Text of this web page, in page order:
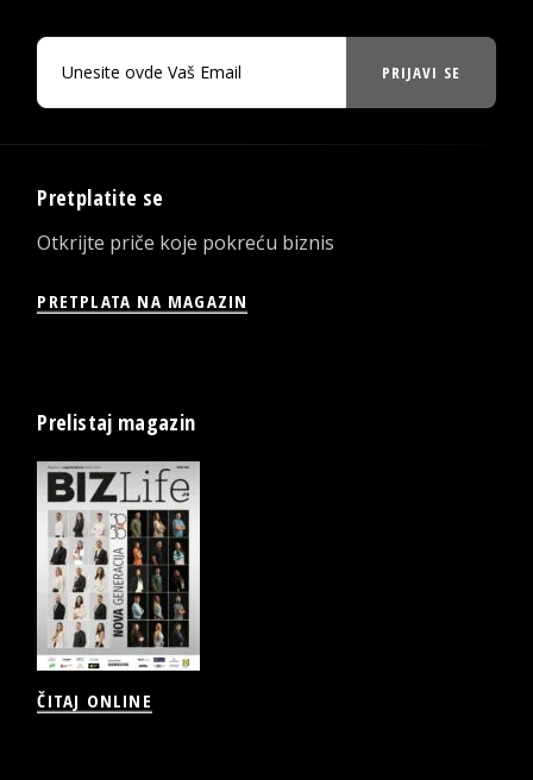
PRIJAVI SE
Pretplatite se
Otkrijte priče koje pokreću biznis
PRETPLATA NA MAGAZIN
Prelistaj magazin
ČITAJ ONLINE